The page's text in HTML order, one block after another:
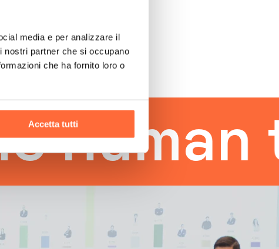
media e per analizzare il
nostri partner che si occupano
che ha fornito loro o
Accetta tutti